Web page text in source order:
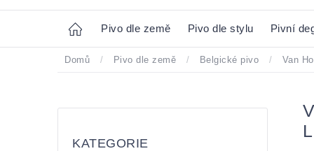
Home Pivo dle země Pivo dle stylu Pivní
Domů / Pivo dle země / Belgické pivo / Van
panel
KATEGORIE